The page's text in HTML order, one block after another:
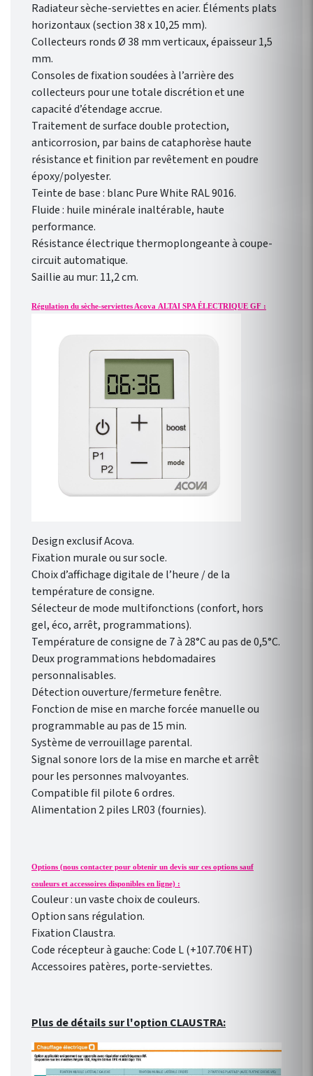
Radiateur sèche-serviettes en acier. Éléments plats
horizontaux (section 38 x 10,25 mm).
Collecteurs ronds Ø 38 mm verticaux, épaisseur 1,5
mm.
Consoles de fixation soudées à l’arrière des
collecteurs pour une totale discrétion et une
capacité d’étendage accrue.
Traitement de surface double protection,
anticorrosion, par bains de cataphorèse haute
résistance et finition par revêtement en poudre
époxy/polyester.
Teinte de base : blanc Pure White RAL 9016.
Fluide : huile minérale inaltérable, haute
performance.
Résistance électrique thermoplongeante à coupe-
circuit automatique.
Saillie au mur: 11,2 cm.
Régulation du sèche-serviettes Acova ALTAI SPA ÉLECTRIQUE GF :
Design exclusif Acova.
Fixation murale ou sur socle.
Choix d’affichage digitale de l’heure / de la
température de consigne.
Sélecteur de mode multifonctions (confort, hors
gel, éco, arrêt, programmations).
Température de consigne de 7 à 28°C au pas de 0,5°C.
Deux programmations hebdomadaires
personnalisables.
Détection ouverture/fermeture fenêtre.
Fonction de mise en marche forcée manuelle ou
programmable au pas de 15 min.
Système de verrouillage parental.
Signal sonore lors de la mise en marche et arrêt
pour les personnes malvoyantes.
Compatible fil pilote 6 ordres.
Alimentation 2 piles LR03 (fournies).
Options (nous contacter pour obtenir un devis sur ces options sauf
couleurs et accessoires disponibles en ligne) :
Couleur : un vaste choix de couleurs.
Option sans régulation.
Fixation Claustra.
Code récepteur à gauche: Code L (+107.70€ HT)
Accessoires patères, porte-serviettes.
Plus de détails sur l'option CLAUSTRA: